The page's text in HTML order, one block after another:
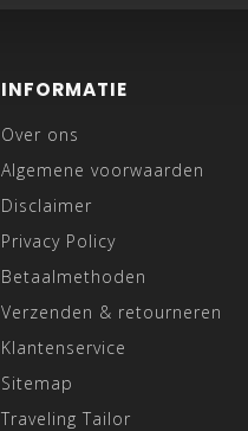
INFORMATIE
Over ons
Algemene voorwaarden
Disclaimer
Privacy Policy
Betaalmethoden
Verzenden & retourneren
Klantenservice
Sitemap
Traveling Tailor